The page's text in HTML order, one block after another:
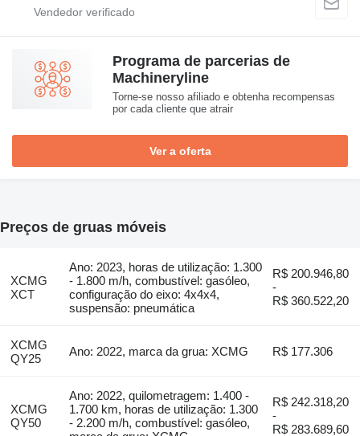
Programa de parcerias de
Machineryline
Torne-se nosso afiliado e obtenha recompensas
por cada cliente que atrair
Ver a oferta
Preços de gruas móveis
XCMG
XCT
Ano: 2023, horas de utilização: 1.300
- 1.800 m/h, combustível: gasóleo,
configuração do eixo: 4x4x4,
suspensão: pneumática
R$ 200.946,80
-
R$ 360.522,20
XCMG
QY25
Ano: 2022, marca da grua: XCMG R$ 177.306
XCMG
QY50
Ano: 2022, quilometragem: 1.400 -
1.700 km, horas de utilização: 1.300
- 2.200 m/h, combustível: gasóleo,
R$ 242.318,20
-
R$ 283.689,60